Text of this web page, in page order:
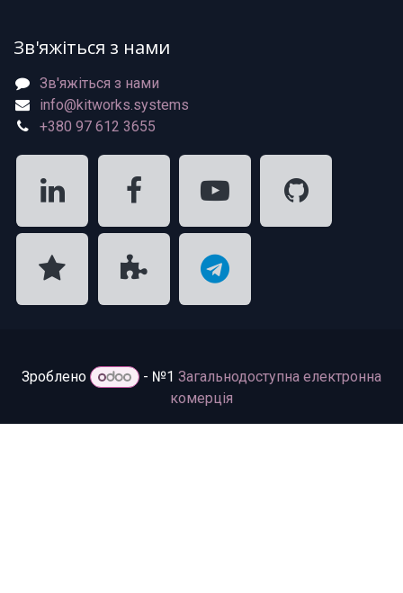
Зв'яжіться з нами
Зв'яжіться з нами
info@kitworks.systems
+380 97 612 3655
Зроблено - №1 Загальнодоступна електронна
комерція